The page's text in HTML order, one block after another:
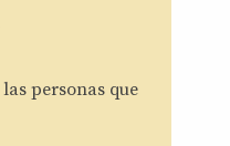
personas que